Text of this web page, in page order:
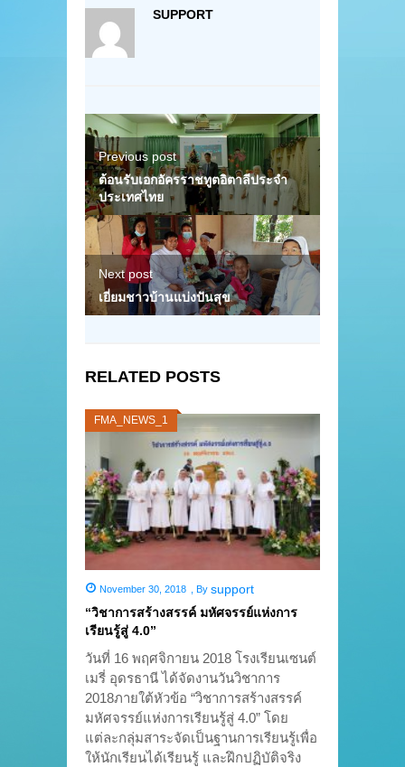
SUPPORT
Previous post
ต้อนรับเอกอัครราชทูตอิตาลีประจำ
ประเทศไทย
Next post
เยี่ยมชาวบ้านแบ่งปันสุข
RELATED POSTS
FMA_NEWS_1
November 30, 2018 , By support
“วิชาการสร้างสรรค์ มหัศจรรย์แห่งการ
เรียนรู้สู่ 4.0”
วันที่ 16 พฤศจิกายน 2018 โรงเรียนเซนต์
เมรี่ อุดรธานี ได้จัดงานวันวิชาการ
2018ภายใต้หัวข้อ “วิชาการสร้างสรรค์
มหัศจรรย์แห่งการเรียนรู้สู่ 4.0” โดย
แต่ละกลุ่มสาระจัดเป็นฐานการเรียนรู้เพื่อ
ให้นักเรียนได้เรียนรู้ และฝึกปฏิบัติจริง